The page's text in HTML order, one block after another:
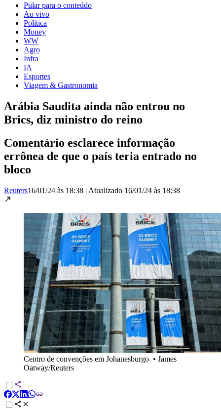
Pular para o conteúdo
Ao vivo
Política
Money
WW
Agro
Infra
IA
Esportes
Viagem & Gastronomia
Arábia Saudita ainda não entrou no
Brics, diz ministro do reino
Comentário esclarece informação
errônea de que o país teria entrado no
bloco
Reuters16/01/24 às 18:38 | Atualizado 16/01/24 às 18:38
Centro de convenções em Johanesburgo • James
Oatway/Reuters